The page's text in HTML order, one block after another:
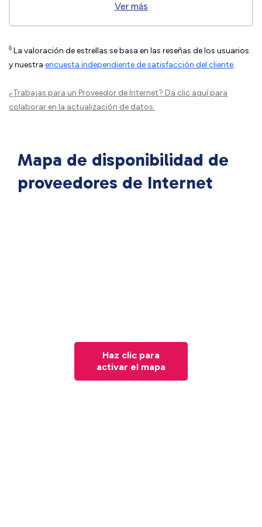
Ver más
◊ La valoración de estrellas se basa en las reseñas de los usuarios
y nuestra encuesta independiente de satisfacción del cliente.
¿Trabajas para un Proveedor de Internet? Da clic aquípara
colaborar en la actualización de datos.
Mapa de disponibilidad de
proveedores de Internet
Haz clic para
activar el mapa